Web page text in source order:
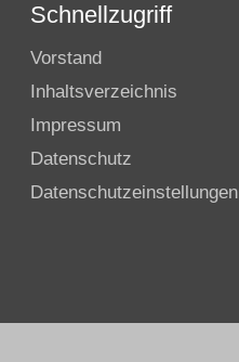
Schnellzugriff
Vorstand
Inhaltsverzeichnis
Impressum
Datenschutz
Datenschutzeinstellungen